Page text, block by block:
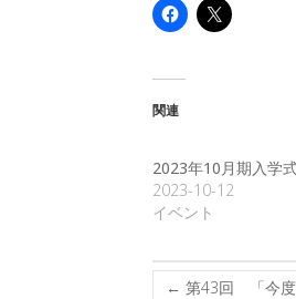
関連
2023年10月期入学
2023-10-12
イベント
← 第43回 「今度